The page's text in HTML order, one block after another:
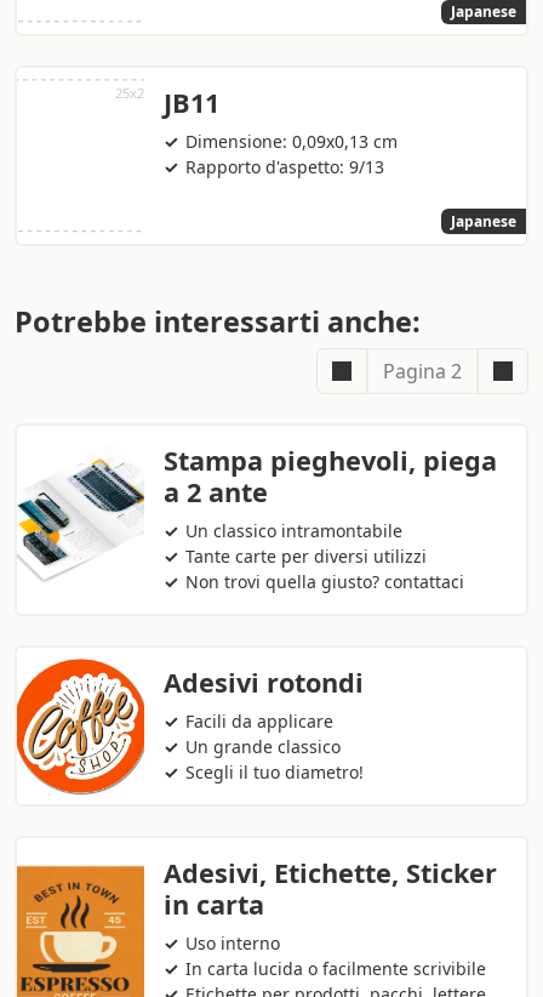
Japanese
JB11
Dimensione: 0,09x0,13 cm
Rapporto d'aspetto: 9/13
Japanese
Potrebbe interessarti anche:
Pagina 2
Stampa pieghevoli, piega
a 2 ante
Un classico intramontabile
Tante carte per diversi utilizzi
Non trovi quella giusto? contattaci
Adesivi rotondi
Facili da applicare
Un grande classico
Scegli il tuo diametro!
Adesivi, Etichette, Sticker
in carta
Uso interno
In carta lucida o facilmente scrivibile